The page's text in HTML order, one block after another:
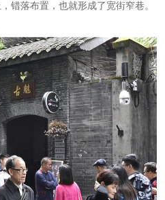
错落布置，也就形成了宽街窄巷。